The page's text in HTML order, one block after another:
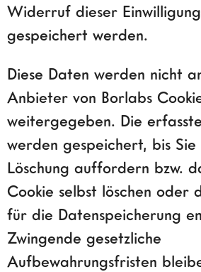
Widerruf dieser
gespeichert werden.
Diese Daten werden nicht
Anbieter von Borlabs
weitergegeben. Die
werden gespeichert, bis Sie
Löschung auffordern bzw.
Cookie selbst löschen oder
für die Datenspeicherung
Zwingende gesetzliche
Aufbewahrungsfristen